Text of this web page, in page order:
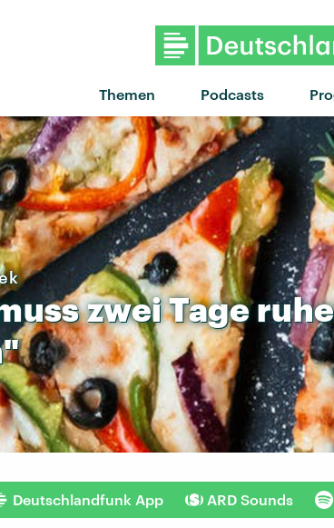
Themen Podcasts
zweiTage
Deutschlandfunk App ARD Sounds